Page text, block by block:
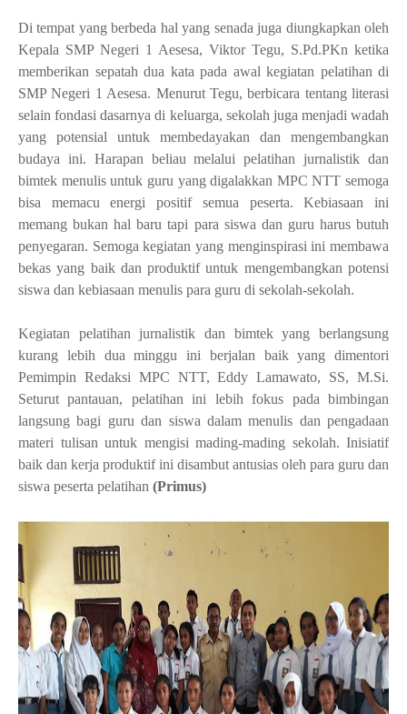
Di tempat yang berbeda hal yang senada juga diungkapkan oleh
Kepala SMP Negeri 1 Aesesa, Viktor Tegu, S.Pd.PKn ketika
memberikan sepatah dua kata pada awal kegiatan pelatihan di
SMP Negeri 1 Aesesa. Menurut Tegu, berbicara tentang literasi
selain fondasi dasarnya di keluarga, sekolah juga menjadi wadah
yang potensial untuk membedayakan dan mengembangkan
budaya ini. Harapan beliau melalui pelatihan jurnalistik dan
bimtek menulis untuk guru yang digalakkan MPC NTT semoga
bisa memacu energi positif semua peserta. Kebiasaan ini
memang bukan hal baru tapi para siswa dan guru harus butuh
penyegaran. Semoga kegiatan yang menginspirasi ini membawa
bekas yang baik dan produktif untuk mengembangkan potensi
siswa dan kebiasaan menulis para guru di sekolah-sekolah.
Kegiatan pelatihan jurnalistik dan bimtek yang berlangsung
kurang lebih dua minggu ini berjalan baik yang dimentori
Pemimpin Redaksi MPC NTT, Eddy Lamawato, SS, M.Si.
Seturut pantauan, pelatihan ini lebih fokus pada bimbingan
langsung bagi guru dan siswa dalam menulis dan pengadaan
materi tulisan untuk mengisi mading-mading sekolah. Inisiatif
baik dan kerja produktif ini disambut antusias oleh para guru dan
siswa peserta pelatihan (Primus)